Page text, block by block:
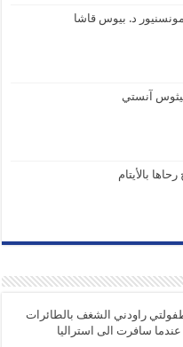
د. بيوس قاشا
آنستي
بالأيتام
راودني الشغف بالطائرات
عندما سافرت الى استراليا